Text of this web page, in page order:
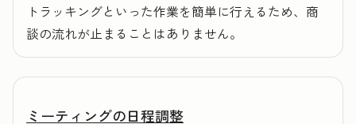
トラッキングといった作業を簡単に行えるため、商
談の流れが止まることはありません。
ミーティングの日程調整